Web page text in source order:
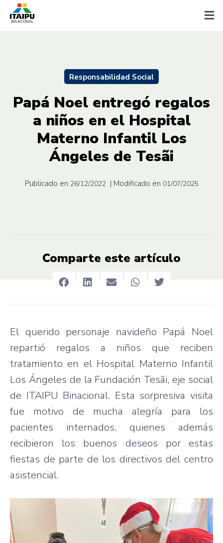
Responsabilidad Social
Papá Noel entregó regalos
a niños en el Hospital
Materno Infantil Los
Ángeles de Tesãi
Publicado en 26/12/2022 | Modificado en 01/07/2025
Comparte este artículo
El querido personaje navideño Papá Noel
repartió regalos a niños que reciben
tratamiento en el Hospital Materno Infantil
Los Ángeles de la Fundación Tesãi, eje social
de ITAIPU Binacional. Esta sorpresiva visita
fue motivo de mucha alegría para los
pacientes internados, quienes además
recibieron los buenos deseos por estas
fiestas de parte de los directivos del centro
asistencial.